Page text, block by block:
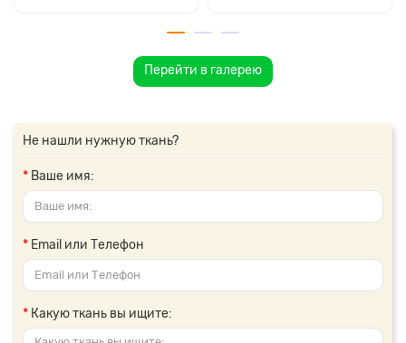
Перейти в галерею
Не нашли нужную ткань?
Ваше имя:
Email или Телефон
Какую ткань вы ищите: